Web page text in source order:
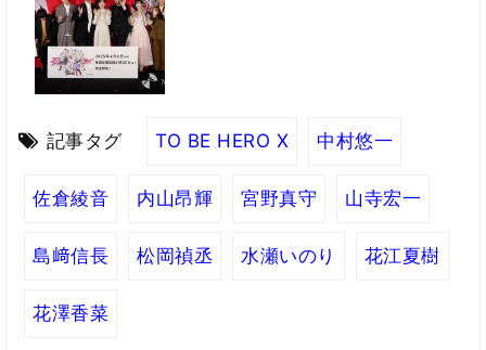
記事タグ TO BE HERO X 中村悠一
佐倉綾音 内山昂輝 宮野真守 山寺宏一
島﨑信長 松岡禎丞 水瀬いのり 花江夏樹
花澤香菜